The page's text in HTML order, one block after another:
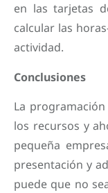
en las tarjetas
calcular las
actividad.
Conclusiones
La
los recursos y
pequeña
presentación y
puede que no